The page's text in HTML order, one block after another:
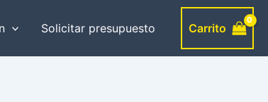
Solicitar presupuesto Carrito